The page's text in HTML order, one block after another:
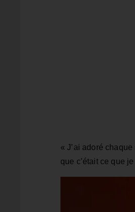
« J’ai adoré
que c’était ce que